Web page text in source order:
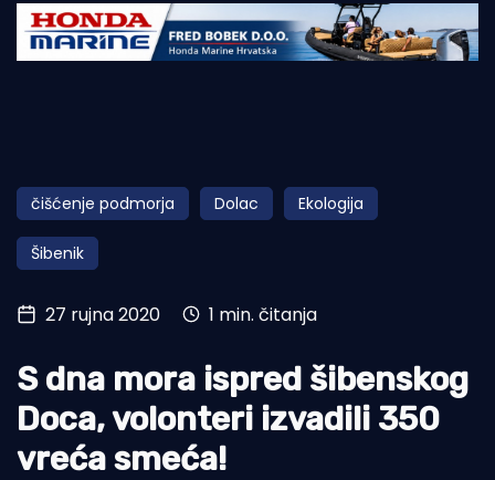
Početna
Obala
Otoci
Turizam i nautika
Pomorstvo
Ekologija
Tradicija i kultura
čišćenje podmorja Dolac Ekologija
Šibenik
27 rujna 2020 1 min. čitanja
S dna mora ispred šibenskog
Doca, volonteri izvadili 350
vreća smeća!